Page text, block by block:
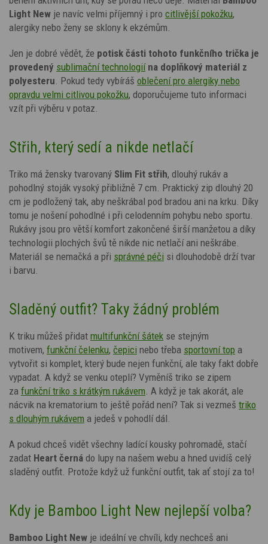
Light New je navíc velmi příjemný i pro citlivější pokožku,
alergiky nebo ženy se sklony k ekzémům.
Jen je dobré vědět, že potisk části tohoto funkčního trička je
provedený sublimační technologiína doplňkový materiál z
polyesteru . Pokud tedy vybíráš oblečení pro alergiky nebo
opravdu velmi citlivou pokožku, doporučujeme tuto informaci
vzít při výběru v potaz.
Střih, který sedí a nikde netlačí
Triko má žensky tvarovaný Slim Fit střih, dlouhý rukáv a
pohodlný stoják vysoký přibližně 7 cm. Praktický zip dlouhý 20
cm je podložený tak, aby neškrábal pod bradou ani na krku. Díky
tomu je nošení pohodlné i při celodenním pohybu nebo sportu.
Rukávy jsou pro větší komfort zakončené širší manžetou a díky
technologii plochých švů tě nikde nic netlačí ani neškrábe.
Materiál se nemačká a při správné péči si dlouhodobě drží tvar
i barvu.
Sladěný outfit? Taky žádný problém
K triku můžeš přidat multifunkční šátek se stejným
motivem, funkční čelenku, čepici nebo třeba sportovní top a
vytvořit si komplet, který bude nejen funkční, ale taky fakt dobře
vypadat. A když se venku oteplí? Vyměníš triko se zipem
za funkční triko s krátkým rukávem . A když je tak akorát, ale
nácvik na krematorium to ještě pořád není? Tak si vezmeš triko
s dlouhým rukávem a jedeš v pohodlí dál.
A pokud chceš vidět všechny ladící kousky pohromadě, stačí
zadat Heart černá do lupy na našem webu a hned uvidíš celý
sladěný outfit. Protože když už funkční outfit, tak ať stojí za to!
Kdy je Bamboo Light New nejlepší volba?
Bamboo Light New je ideální ve chvíli, kdy nechceš ani